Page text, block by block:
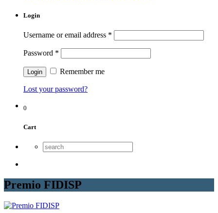
Login
Username or email address *
Password *
Remember me
Lost your password?
0
Cart
Premio FIDISP